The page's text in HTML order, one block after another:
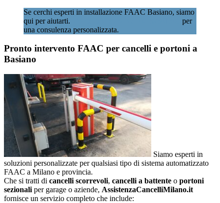
Se cerchi esperti in installazione FAAC Basiano, siamo
qui per aiutarti.
per
una consulenza personalizzata.
Pronto intervento FAAC per cancelli e portoni a
Basiano
Siamo esperti in
soluzioni personalizzate per qualsiasi tipo di sistema automatizzato
FAAC a Milano e provincia.
Che si tratti di cancelli scorrevoli, cancelli a battente o portoni
sezionali per garage o aziende, AssistenzaCancelliMilano.it
fornisce un servizio completo che include: